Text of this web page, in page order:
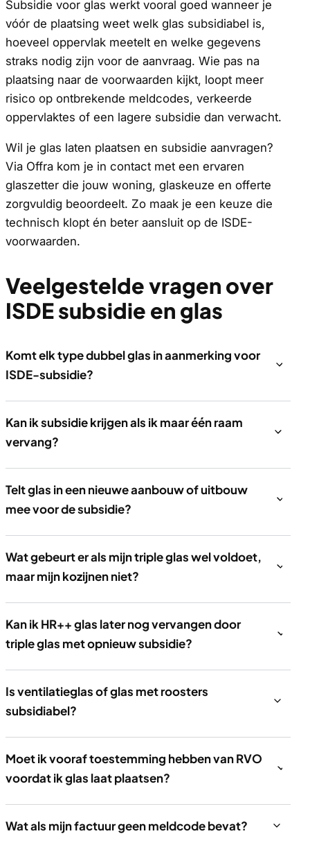
Subsidie voor glas werkt vooral goed wanneer je
vóór de plaatsing weet welk glas subsidiabel is,
hoeveel oppervlak meetelt en welke gegevens
straks nodig zijn voor de aanvraag. Wie pas na
plaatsing naar de voorwaarden kijkt, loopt meer
risico op ontbrekende meldcodes, verkeerde
oppervlaktes of een lagere subsidie dan verwacht.
Wil je glas laten plaatsen en subsidie aanvragen?
Via Offra kom je in contact met een ervaren
glaszetter die jouw woning, glaskeuze en offerte
zorgvuldig beoordeelt. Zo maak je een keuze die
technisch klopt én beter aansluit op de ISDE-
voorwaarden.
Veelgestelde vragen over
ISDE subsidie en glas
Komt elk type dubbel glas in aanmerking voor
ISDE-subsidie?
Kan ik subsidie krijgen als ik maar één raam
vervang?
Telt glas in een nieuwe aanbouw of uitbouw
mee voor de subsidie?
Wat gebeurt er als mijn triple glas wel voldoet,
maar mijn kozijnen niet?
Kan ik HR++ glas later nog vervangen door
triple glas met opnieuw subsidie?
Is ventilatieglas of glas met roosters
subsidiabel?
Moet ik vooraf toestemming hebben van RVO
voordat ik glas laat plaatsen?
Wat als mijn factuur geen meldcode bevat?